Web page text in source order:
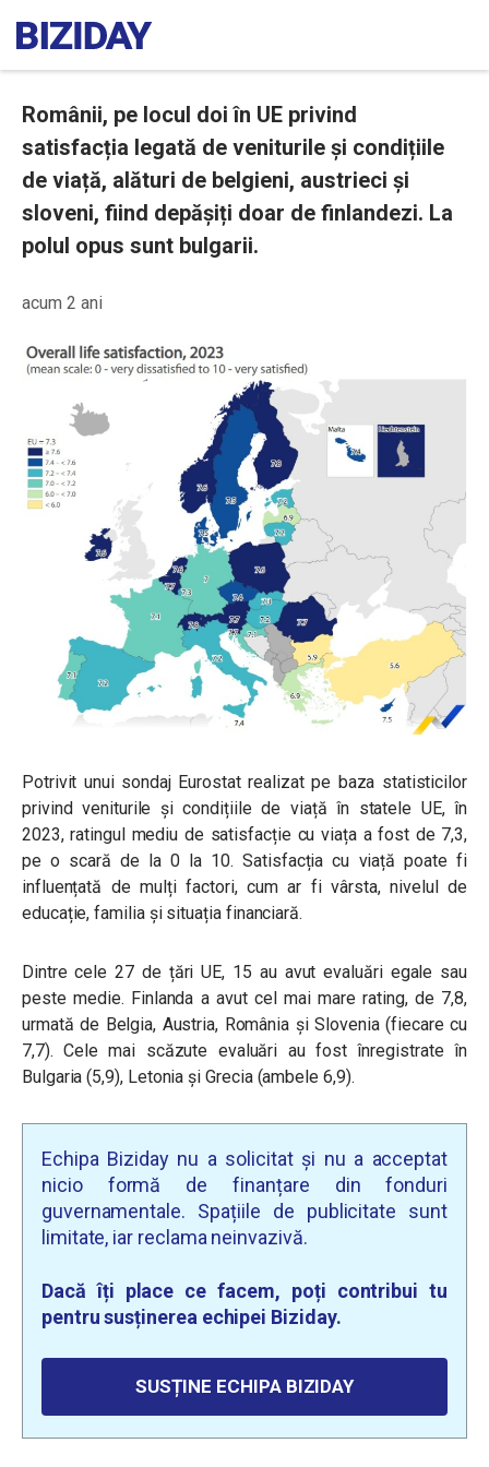
Românii, pe locul doi în UE privind
satisfacția legată de veniturile și condițiile
de viață, alături de belgieni, austrieci și
sloveni, fiind depășiți doar de finlandezi. La
polul opus sunt bulgarii.
acum 2 ani
Potrivit unui sondaj Eurostat realizat pe baza statisticilor
privind veniturile și condițiile de viață în statele UE, în
2023, ratingul mediu de satisfacție cu viața a fost de 7,3,
pe o scară de la 0 la 10. Satisfacția cu viață poate fi
influențată de mulți factori, cum ar fi vârsta, nivelul de
educație, familia și situația financiară.
Dintre cele 27 de țări UE, 15 au avut evaluări egale sau
peste medie. Finlanda a avut cel mai mare rating, de 7,8,
urmată de Belgia, Austria, România și Slovenia (fiecare cu
7,7). Cele mai scăzute evaluări au fost înregistrate în
Bulgaria (5,9), Letonia și Grecia (ambele 6,9).
Echipa Biziday nu a solicitat și nu a acceptat
nicio formă de finanțare din fonduri
guvernamentale. Spațiile de publicitate sunt
limitate, iar reclama neinvazivă.
Dacă îți place ce facem, poți contribui tu
pentru susținerea echipei Biziday.
SUSȚINE ECHIPA BIZIDAY